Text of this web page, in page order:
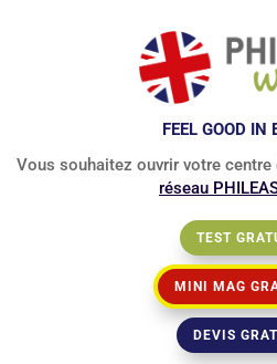
FEEL GOOD IN
Vous souhaitez ouvrir votre centre
réseau
TEST
MINI MAG
DEVIS